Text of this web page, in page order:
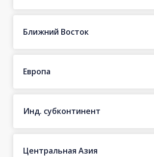
Ближний Восток
Европа
Инд. субконтинент
Центральная Азия